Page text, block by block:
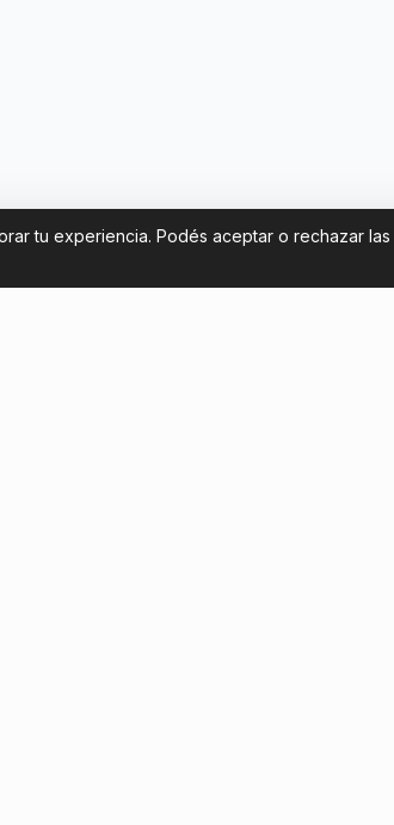
tu experiencia. Podés aceptar o rechazar